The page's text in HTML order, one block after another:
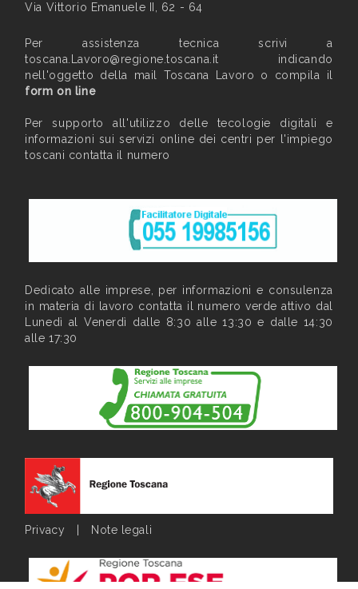
Via Vittorio Emanuele II, 62 - 64
Per assistenza tecnica scrivi a
toscana.Lavoro@regione.toscana.it indicando
nell'oggetto della mail Toscana Lavoro o compila il
form on line
Per supporto all'utilizzo delle tecologie digitali e
informazioni sui servizi online dei centri per l'impiego
toscani contatta il numero
Dedicato alle imprese, per informazioni e consulenza
in materia di lavoro contatta il numero verde attivo dal
Lunedì al Venerdì dalle 8:30 alle 13:30 e dalle 14:30
alle 17:30
Privacy | Note legali